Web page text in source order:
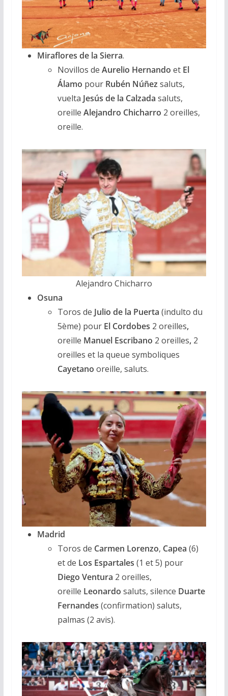
Miraflores de la Sierra.
Novillos de Aurelio Hernando et El
Álamo pour Rubén Núñez saluts,
vuelta Jesús de la Calzada saluts,
oreille Alejandro Chicharro 2 oreilles,
oreille.
Alejandro Chicharro
Osuna
Toros de Julio de la Puerta (indulto du
5ème) pour El Cordobes 2 oreilles,
oreille Manuel Escribano 2 oreilles, 2
oreilles et la queue symboliques
Cayetano oreille, saluts.
Madrid
Toros de Carmen Lorenzo, Capea (6)
et de Los Espartales (1 et 5) pour
Diego Ventura 2 oreilles,
oreille Leonardo saluts, silence Duarte
Fernandes (confirmation) saluts,
palmas (2 avis).